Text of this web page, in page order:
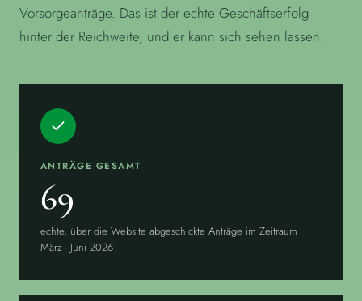
Vorsorgeanträge. Das ist der echte Geschäftserfolg
hinter der Reichweite, und er kann sich sehen lassen.
ANTRÄGE GESAMT
69
echte, über die Website abgeschickte Anträge im Zeitraum
März–Juni 2026